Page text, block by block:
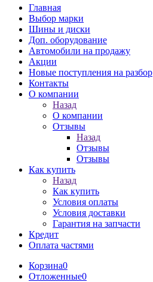
Главная
Выбор марки
Шины и диски
Доп. оборудование
Автомобили на продажу
Акции
Новые поступления на разбор
Контакты
О компании
Назад
О компании
Отзывы
Назад
Отзывы
Отзывы
Как купить
Назад
Как купить
Условия оплаты
Условия доставки
Гарантия на запчасти
Кредит
Оплата частями
Корзина0
Отложенные0